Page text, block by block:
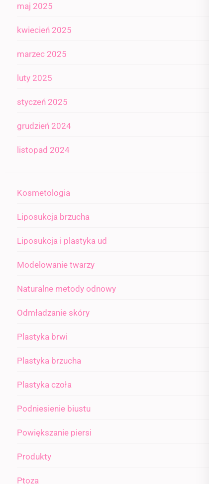
maj 2025
kwiecień 2025
marzec 2025
luty 2025
styczeń 2025
grudzień 2024
listopad 2024
Kosmetologia
Liposukcja brzucha
Liposukcja i plastyka ud
Modelowanie twarzy
Naturalne metody odnowy
Odmładzanie skóry
Plastyka brwi
Plastyka brzucha
Plastyka czoła
Podniesienie biustu
Powiększanie piersi
Produkty
Ptoza